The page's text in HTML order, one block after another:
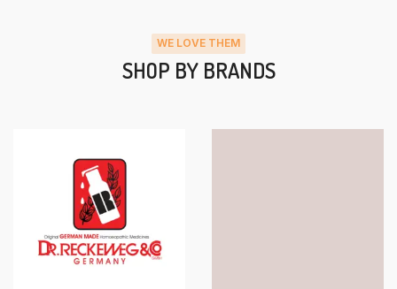
WE LOVE THEM
SHOP BY BRANDS